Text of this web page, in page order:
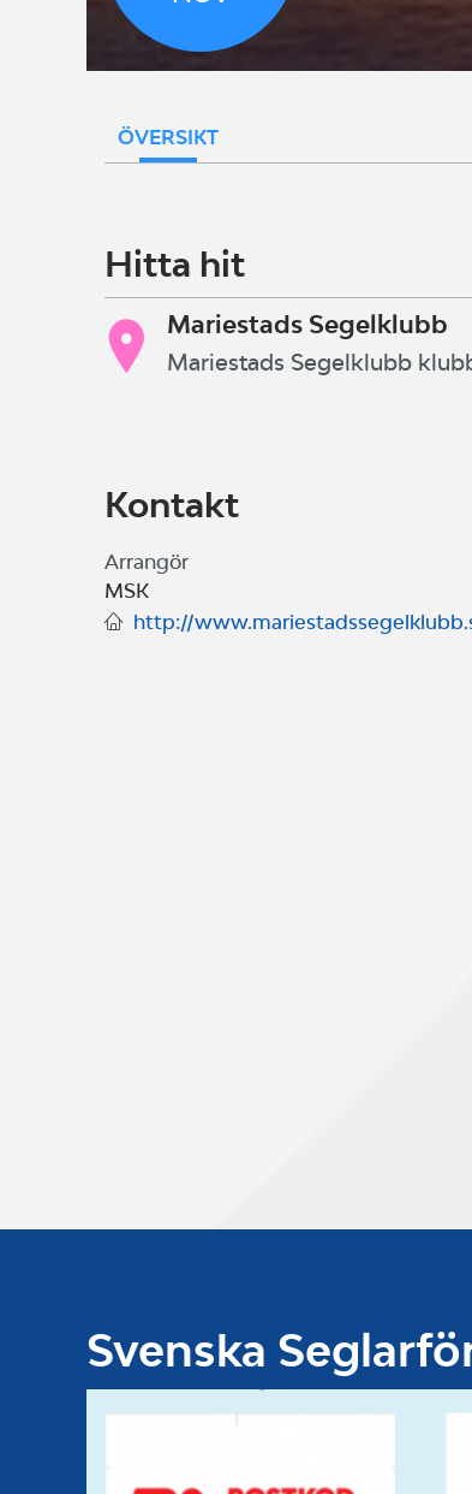
ÖVERSIKT
Hitta hit
Mariestads Segelklubb
Mariestads Segelklubb
Kontakt
Arrangör
MSK
http://
Svenska